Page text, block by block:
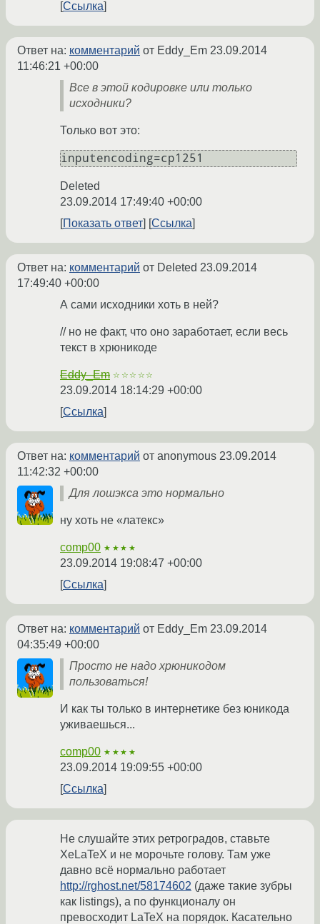
Ссылка
Ответ на: комментарий от Eddy_Em 23.09.2014
11:46:21 +00:00
Все в этой кодировке или только
исходники?
Только вот это:
Deleted
23.09.2014 17:49:40 +00:00
Показать ответ
Ссылка
Ответ на: комментарий от Deleted 23.09.2014
17:49:40 +00:00
А сами исходники хоть в ней?
// но не факт, что оно заработает, если весь
текст в хрюникоде
Eddy_Em ☆☆☆☆☆
23.09.2014 18:14:29 +00:00
Ссылка
Ответ на: комментарий от anonymous 23.09.2014
11:42:32 +00:00
Для лошэкса это нормально
ну хоть не «латекс»
comp00 ★★★★
23.09.2014 19:08:47 +00:00
Ссылка
Ответ на: комментарий от Eddy_Em 23.09.2014
04:35:49 +00:00
Просто не надо хрюникодом
пользоваться!
И как ты только в интернетике без юникода
уживаешься...
comp00 ★★★★
23.09.2014 19:09:55 +00:00
Ссылка
Не слушайте этих ретроградов, ставьте
XeLaTeX и не морочьте голову. Там уже
давно всё нормально работает
http://rghost.net/58174602 (даже такие зубры
как listings), а по функционалу он
превосходит LaTeX на порядок. Касательно